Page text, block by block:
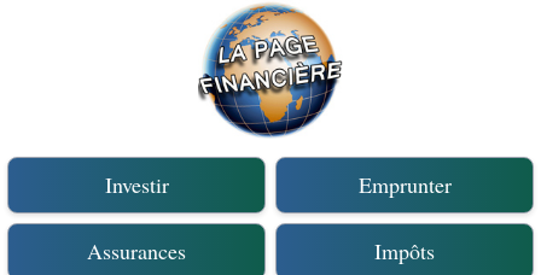
Investir Emprunter
Assurances Impôts